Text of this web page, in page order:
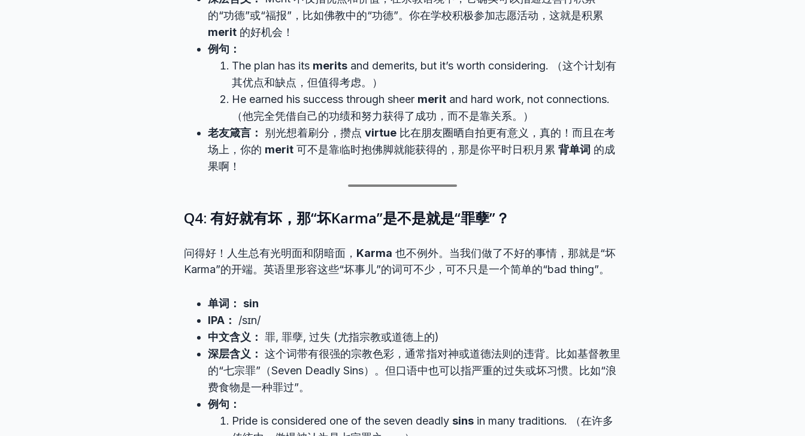
的“功德”或“福报”，比如佛教中的“功德”。你在学校积极参加志愿活动，这就是积累
merit 的好机会！
例句：
The plan has its merits and demerits, but it’s worth considering. （这个计划有
其优点和缺点，但值得考虑。）
He earned his success through sheer merit and hard work, not connections.
（他完全凭借自己的功绩和努力获得了成功，而不是靠关系。）
老友箴言：
别光想着刷分，攒点 virtue 比在朋友圈晒自拍更有意义，真的！而且在考
场上，你的 merit 可不是靠临时抱佛脚就能获得的，那是你平时日积月累 背单词 的成
果啊！
Q4: 有好就有坏，那“坏Karma”是不是就是“罪孽”？
问得好！人生总有光明面和阴暗面， Karma 也不例外。当我们做了不好的事情，那就是“坏
Karma”的开端。英语里形容这些“坏事儿”的词可不少，可不只是一个简单的“bad thing”。
单词：
sin
IPA：
/sɪn/
中文含义： 罪, 罪孽, 过失 (尤指宗教或道德上的)
深层含义： 这个词带有很强的宗教色彩，通常指对神或道德法则的违背。比如基督教里
的“七宗罪”（Seven Deadly Sins）。但口语中也可以指严重的过失或坏习惯。比如“浪
费食物是一种罪过”。
例句：
Pride is considered one of the seven deadly sins in many traditions. （在许多